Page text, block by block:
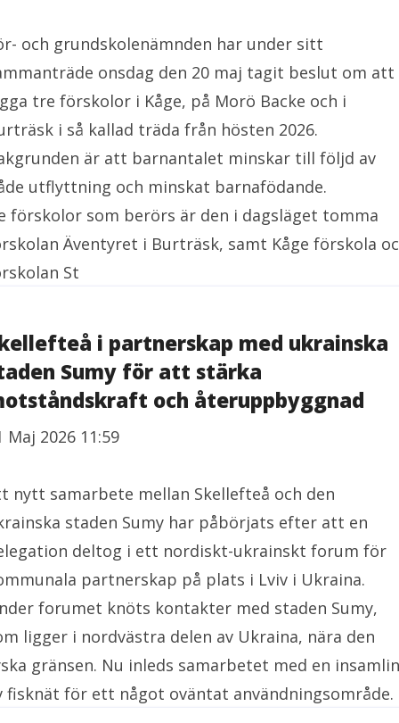
och grundskolenämnden har under sitt
onsdag den 20 maj tagit beslut om att
tre förskolor i Kåge, på Morö Backe och i
i så kallad träda från hösten 2026.
är att barnantalet minskar till följd av
utflyttning och minskat barnafödande.
förskolor som berörs är den i dagsläget tomma
Äventyret i Burträsk, samt Kåge förskola
St
i partnerskap med ukrainska
Sumy för att stärka
och återuppbyggnad
Maj 2026 11:59
nytt samarbete mellan Skellefteå och den
staden Sumy har påbörjats efter att en
deltog i ett nordiskt-ukrainskt forum för
partnerskap på plats i Lviv i Ukraina.
forumet knöts kontakter med staden Sumy,
ligger i nordvästra delen av Ukraina, nära den
gränsen. Nu inleds samarbetet med en
fisknät för ett något oväntat användningsområde.